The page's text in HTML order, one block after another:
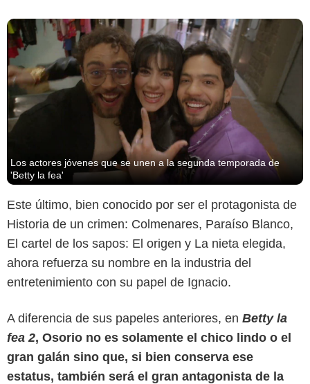
Los actores jóvenes que se unen a la segunda temporada de
'Betty la fea'
Este último, bien conocido por ser el protagonista de
Historia de un crimen: Colmenares, Paraíso Blanco,
El cartel de los sapos: El origen y La nieta elegida,
ahora refuerza su nombre en la industria del
entretenimiento con su papel de Ignacio.
A diferencia de sus papeles anteriores, en Betty la
fea 2, Osorio no es solamente el chico lindo o el
gran galán sino que, si bien conserva ese
estatus, también será el gran antagonista de la